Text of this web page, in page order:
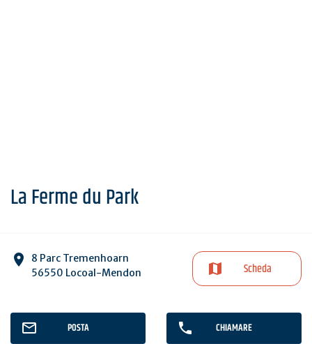
La Ferme du Park
8 Parc Tremenhoarn
56550 Locoal-Mendon
Scheda
POSTA CHIAMARE